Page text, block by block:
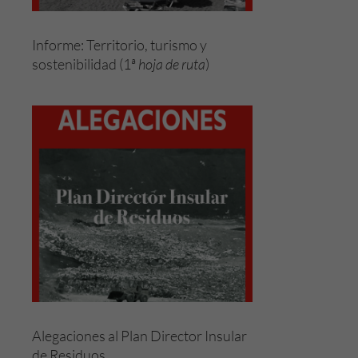
Informe: Territorio, turismo y
sostenibilidad (1ª hoja de ruta)
Alegaciones al Plan Director Insular